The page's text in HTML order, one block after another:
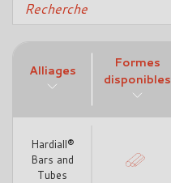
Alliages
Formes
disponibles
Hardiall®
Bars and
Tubes